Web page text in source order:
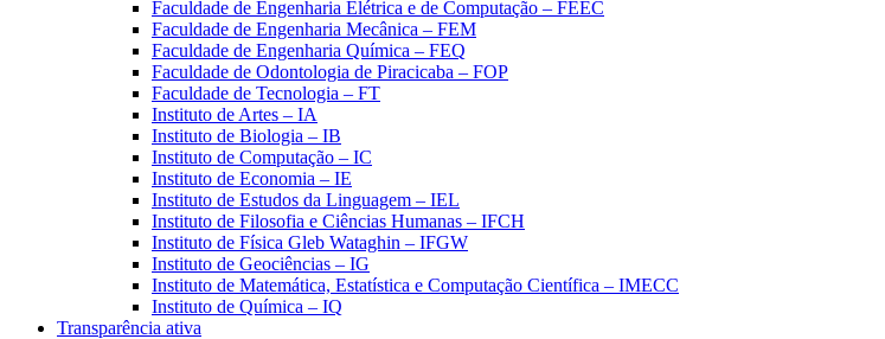
Faculdade de Engenharia Elétrica e de Computação – FEEC
Faculdade de Engenharia Mecânica – FEM
Faculdade de Engenharia Química – FEQ
Faculdade de Odontologia de Piracicaba – FOP
Faculdade de Tecnologia – FT
Instituto de Artes – IA
Instituto de Biologia – IB
Instituto de Computação – IC
Instituto de Economia – IE
Instituto de Estudos da Linguagem – IEL
Instituto de Filosofia e Ciências Humanas – IFCH
Instituto de Física Gleb Wataghin – IFGW
Instituto de Geociências – IG
Instituto de Matemática, Estatística e Computação Científica – IMECC
Instituto de Química – IQ
Transparência ativa